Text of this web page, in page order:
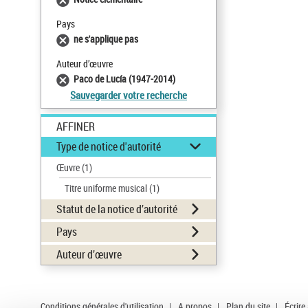
Pays
ne s'applique pas
Auteur d’œuvre
Paco de Lucía (1947-2014)
Sauvegarder votre recherche
AFFINER
Type de notice d'autorité
Œuvre(1)
Titre uniforme musical(1)
Statut de la notice d’autorité
Pays
Auteur d’œuvre